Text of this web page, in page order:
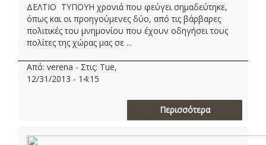
ΔΕΛΤΙΟ ΤΥΠΟΥΗ χρονιά που φεύγει σημαδεύτηκε,
όπως και οι προηγούμενες δύο, από τις βάρβαρες
πολιτικές του μνημονίου που έχουν οδηγήσει τους
πολίτες της χώρας μας σε ...
Από: verena - Στις: Tue,
12/31/2013 - 14:15
Περισσότερα